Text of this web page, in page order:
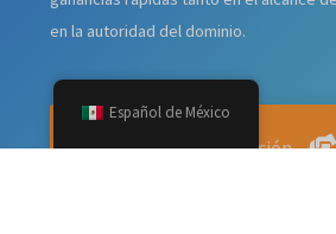
en la autoridad del dominio.
Obtenga una cotización
Español de México